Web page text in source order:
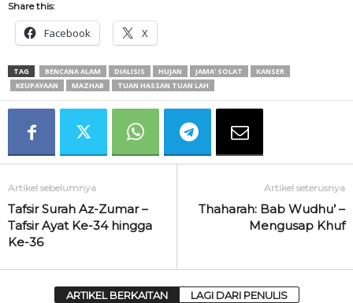
Share this:
Facebook X
TAG BENCANA ALAM DIALISIS HUJAN JAMA' SOLAT
KANSER
KEUPAYAAN
MAZHAB TUAN HASSAN TUAN LAH
Artikel sebelumnya
Tafsir Surah Az-Zumar –
Tafsir Ayat Ke-34 hingga
Ke-36
Artikel seterusnya
Thaharah: Bab Wudhu’ –
Mengusap Khuf
ARTIKEL BERKAITAN LAGI DARI PENULIS